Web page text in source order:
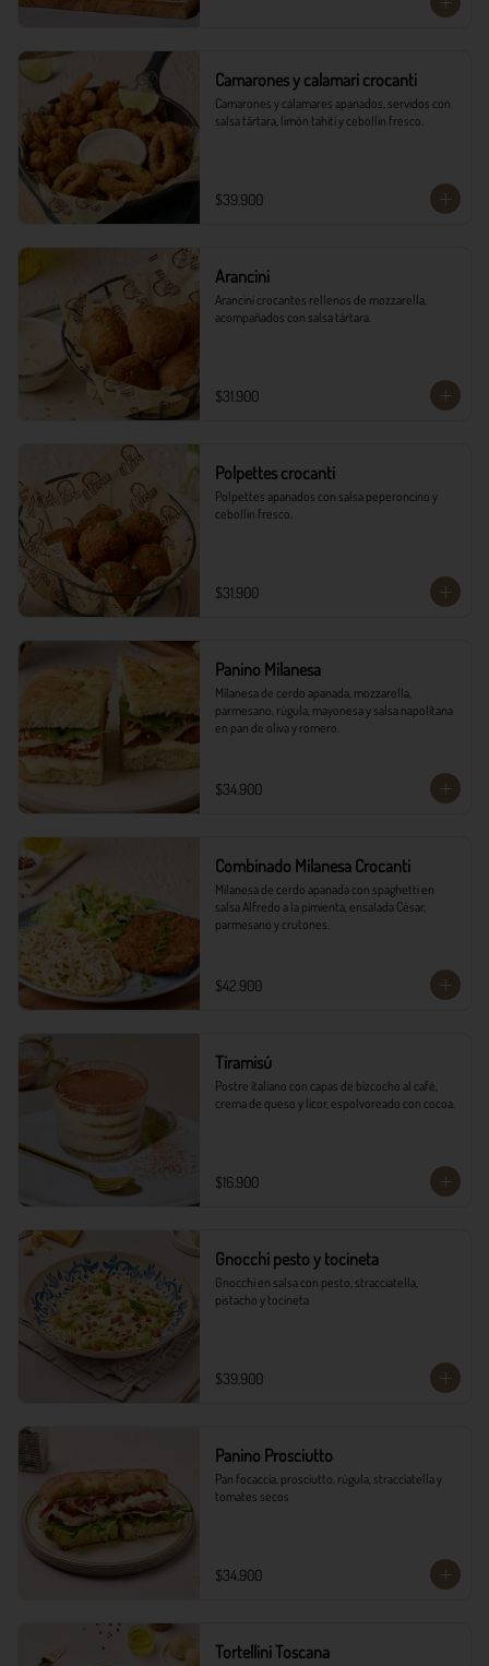
Camarones y calamari crocanti
Camarones y calamares apanados, servidos con
salsa tártara, limón tahití y cebollín fresco.
$39.900
Arancini
Arancini crocantes rellenos de mozzarella,
acompañados con salsa tártara.
$31.900
Polpettes crocanti
Polpettes apanados con salsa peperoncino y
cebollín fresco.
$31.900
Panino Milanesa
Milanesa de cerdo apanada, mozzarella,
parmesano, rúgula, mayonesa y salsa napolitana
en pan de oliva y romero.
$34.900
Combinado Milanesa Crocanti
Milanesa de cerdo apanada con spaghetti en
salsa Alfredo a la pimienta, ensalada César,
parmesano y crutones.
$42.900
Tiramisú
Postre italiano con capas de bizcocho al café,
crema de queso y licor, espolvoreado con cocoa.
$16.900
Gnocchi pesto y tocineta
Gnocchi en salsa con pesto, stracciatella,
pistacho y tocineta
$39.900
Panino Prosciutto
Pan focaccia, prosciutto, rúgula, stracciatella y
tomates secos
$34.900
Tortellini Toscana